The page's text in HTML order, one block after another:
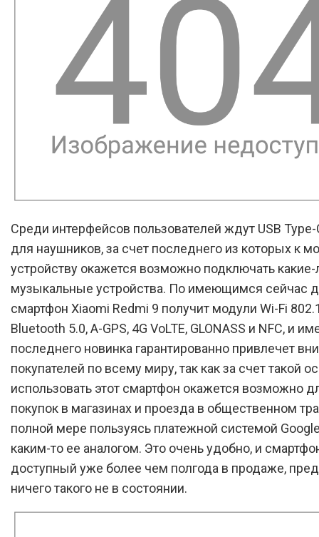
Среди интерфейсов пользователей ждут USB
для наушников, за счет последнего из которых к
устройству окажется возможно подключать какие-
музыкальные устройства. По имеющимся сейчас
смартфон Xiaomi Redmi 9 получит модули Wi-Fi
Bluetooth 5.0, A-GPS, 4G VoLTE, GLONASS и NFC, и
последнего новинка гарантированно привлечет
покупателей по всему миру, так как за счет такой
использовать этот смартфон окажется возможно
покупок в магазинах и проезда в общественном
полной мере пользуясь платежной системой
каким-то ее аналогом. Это очень удобно, и
доступный уже более чем полгода в продаже,
ничего такого не в состоянии.